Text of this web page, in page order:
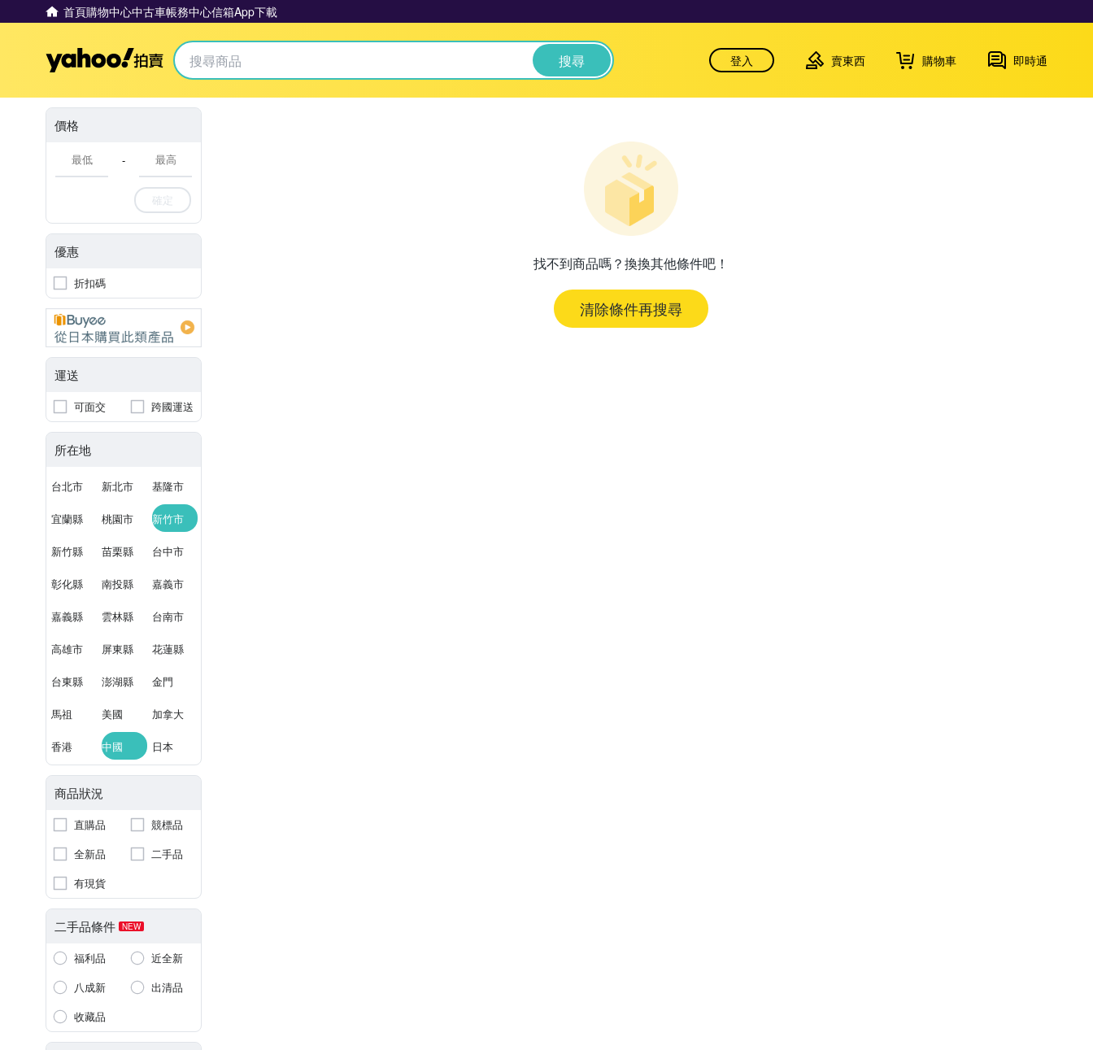
首頁購物中心中古車帳務中心信箱App下載
Yahoo拍賣 搜尋 登入 賣東西 購物車 即時通
價格
-
確定
優惠
折扣碼
運送
可面交 跨國運送
所在地
台北市 新北市 基隆市
宜蘭縣 桃園市 新竹市
新竹縣 苗栗縣 台中市
彰化縣 南投縣 嘉義市
嘉義縣 雲林縣 台南市
高雄市 屏東縣 花蓮縣
台東縣 澎湖縣 金門
馬祖 美國 加拿大
香港 中國 日本
商品狀況
直購品
競標品
全新品
二手品
有現貨
二手品條件 NEW
福利品
近全新
八成新
出清品
收藏品
找不到商品嗎？換換其他條件吧！
清除條件再搜尋